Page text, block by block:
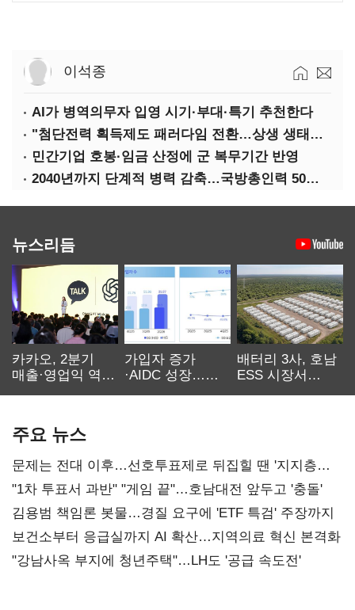
이석종
AI가 병역의무자 입영 시기·부대·특기 추천한다
"첨단전력 획득제도 패러다임 전환…상생 생태계 조성해 대체불가 K-방산 도약"
민간기업 호봉·임금 산정에 군 복무기간 반영
2040년까지 단계적 병력 감축…국방총인력 50만 목표 2차 국방개혁 착수
뉴스리듬
카카오, 2분기
매출·영업익 역대
가입자 증가
·AIDC 성장…
배터리 3사, 호남
ESS 시장서
주요 뉴스
문제는 전대 이후…선호투표제로 뒤집힐 땐 '지지층
불복'
"1차 투표서 과반" "게임 끝"…호남대전 앞두고 '충돌'
김용범 책임론 봇물…경질 요구에 'ETF 특검' 주장까지
보건소부터 응급실까지 AI 확산…지역의료 혁신 본격화
"강남사옥 부지에 청년주택"…LH도 '공급 속도전'